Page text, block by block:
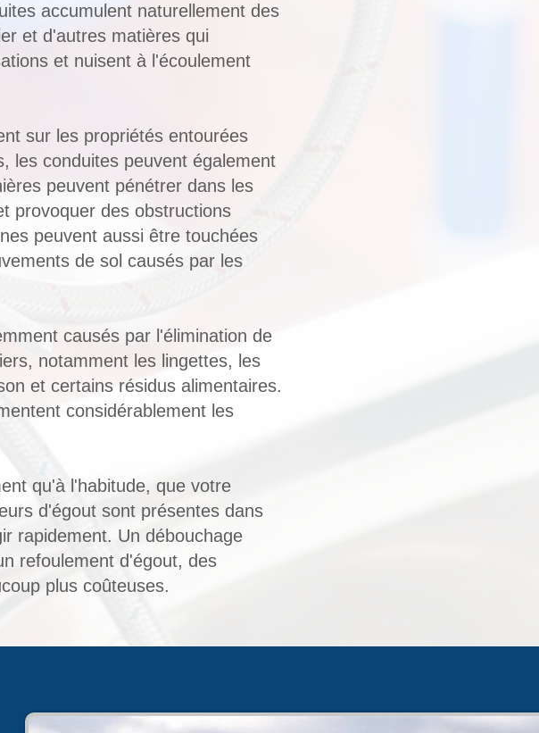
accumulent naturellement des
et d'autres matières qui
et nuisent à l'écoulement
sur les propriétés entourées
les conduites peuvent également
peuvent pénétrer dans les
provoquer des obstructions
peuvent aussi être touchées
de sol causés par les
causés par l'élimination de
notamment les lingettes, les
et certains résidus alimentaires.
considérablement les
qu'à l'habitude, que votre
d'égout sont présentes dans
rapidement. Un débouchage
refoulement d'égout, des
plus coûteuses.